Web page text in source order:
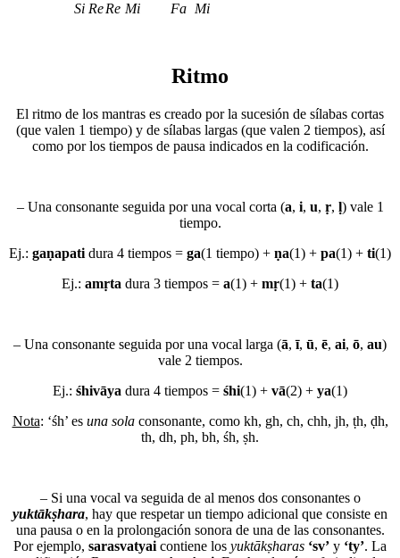
Si ReRe Mi Fa Mi
Ritmo
El ritmo de los mantras es creado por la sucesión de sílabas cortas
(que valen 1 tiempo) y de sílabas largas (que valen 2 tiempos), así
como por los tiempos de pausa indicados en la codificación.
– Una consonante seguida por una vocal corta (a, i, u, ṛ, ḷ) vale 1
tiempo.
Ej.: gaṇapati dura 4 tiempos = ga(1 tiempo) + ṇa(1) + pa(1) + ti(1)
Ej.: amṛta dura 3 tiempos = a(1) + mṛ(1) + ta(1)
– Una consonante seguida por una vocal larga (ā,ī, ū, ē, ai, ō, au)
vale 2 tiempos.
Ej.: śhivāya dura 4 tiempos = śhi(1) + vā(2) + ya(1)
Nota: ‘śh’ es una solaconsonante, como kh, gh, ch, chh, jh, ṭh, ḍh,
th, dh, ph, bh, śh, ṣh.
– Si una vocal va seguida de al menos dos consonantes o
yuktākṣhara, hay que respetar un tiempo adicional que consiste en
una pausa o en la prolongación sonora de una de las consonantes.
Por ejemplo, sarasvatyai contiene los yuktākṣharas ‘sv’ y ‘ty’. La